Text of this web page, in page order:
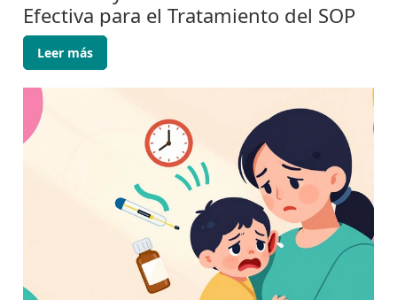
Efectiva para el Tratamiento del SOP
Leer más